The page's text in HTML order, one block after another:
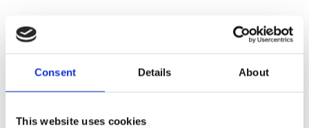
Consent Details About
This website uses cookies